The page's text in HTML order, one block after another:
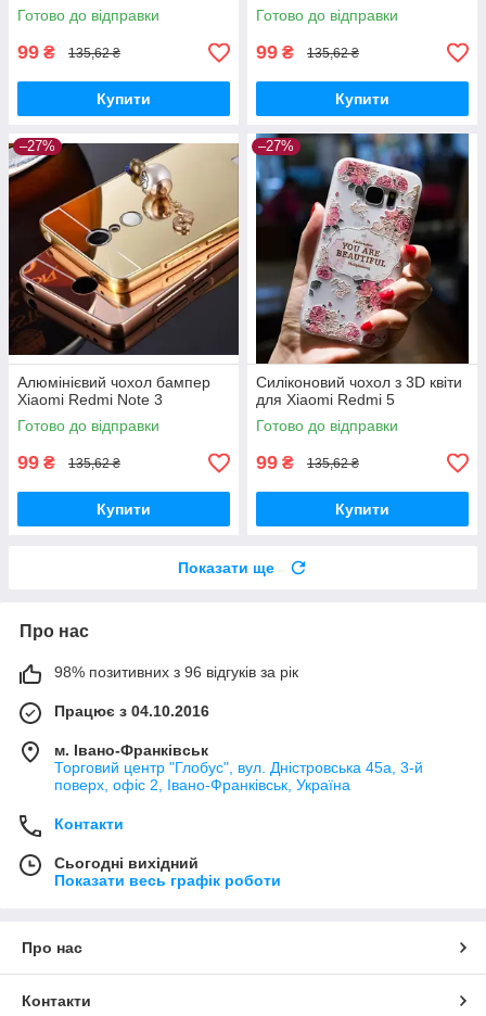
Готово до відправки
99 ₴ 135,62 ₴
Купити
Готово до відправки
99 ₴ 135,62 ₴
Купити
–27%
Алюмінієвий чохол бампер
Xiaomi Redmi Note 3
Готово до відправки
99 ₴ 135,62 ₴
Купити
–27%
Силіконовий чохол з 3D квіти
для Xiaomi Redmi 5
Готово до відправки
99 ₴ 135,62 ₴
Купити
Показати ще
Про нас
98% позитивних з 96 відгуків за рік
Працює з 04.10.2016
м. Івано-Франківськ
Торговий центр "Глобус", вул. Дністровська 45а, 3-й
поверх, офіс 2, Івано-Франківськ, Україна
Контакти
Сьогодні вихідний
Показати весь графік роботи
Про нас
Контакти